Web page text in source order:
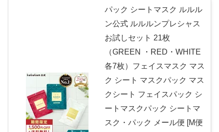
パック シートマスク ルルル
ン公式 ルルルンプレシャス
お試しセット 21枚
（GREEN ・RED・WHITE
各7枚）フェイスマスク マス
ク シート マスクパック マス
クシート フェイスパック シ
ートマスクパック シートマ
スク・パック メール便 [M便